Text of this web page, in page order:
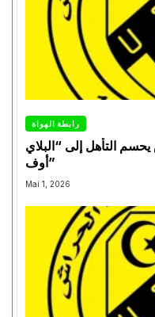
رابطة الهواة
يحسم التأهل إلى “البلاي
أوف”
Mai 1, 2026